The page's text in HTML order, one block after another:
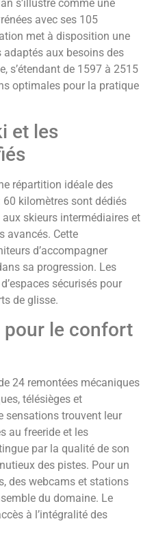
s’illustre comme une
avec ses 105
met à disposition une
aux besoins des
s’étendant de 1597 à 2515
optimales pour la pratique
et les
répartition idéale des
kilomètres sont dédiés
skieurs intermédiaires et
avancés. Cette
d’accompagner
sa progression. Les
sécurisés pour
de glisse.
pour le confort
24 remontées mécaniques
télésièges et
sensations trouvent leur
au freeride et les
par la qualité de son
des pistes. Pour un
des webcams et stations
du domaine. Le
à l’intégralité des